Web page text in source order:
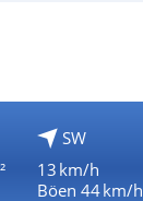
SW
13 km/h
Böen 44 km/h